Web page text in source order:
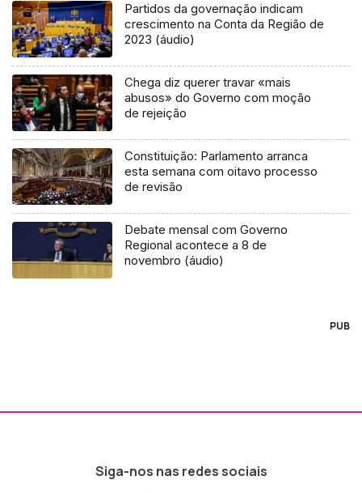
Partidos da governação indicam
crescimento na Conta da Região de
2023 (áudio)
Chega diz querer travar «mais
abusos» do Governo com moção
de rejeição
Constituição: Parlamento arranca
esta semana com oitavo processo
de revisão
Debate mensal com Governo
Regional acontece a 8 de
novembro (áudio)
PUB
Siga-nos nas redes sociais